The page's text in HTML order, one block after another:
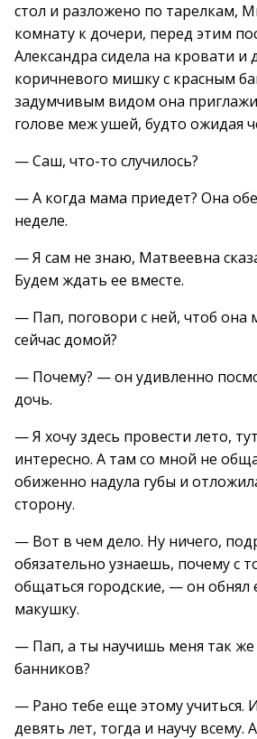
стол и разложено по тарелкам,
комнату к дочери, перед этим
Александра сидела на кровати и
коричневого мишку с красным
задумчивым видом она
голове меж ушей, будто ожидая
— Саш, что-то случилось?
— А когда мама приедет? Она
неделе.
— Я сам не знаю, Матвеевна
Будем ждать ее вместе.
— Пап, поговори с ней, чтоб она
сейчас домой?
— Почему? — он удивленно
дочь.
— Я хочу здесь провести лето,
интересно. А там со мной не
обиженно надула губы и
сторону.
— Вот в чем дело. Ну ничего,
обязательно узнаешь, почему с
общаться городские, — он обнял
макушку.
— Пап, а ты научишь меня так же
банников?
— Рано тебе еще этому учиться.
девять лет, тогда и научу всему.